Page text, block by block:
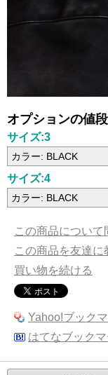
オプションの値
サイズ:3
カラー: BLACK
サイズ:4
カラー: BLACK
この商品について
この商品を友達に
買い物を続ける
Yahoo!ブック
はてなブック